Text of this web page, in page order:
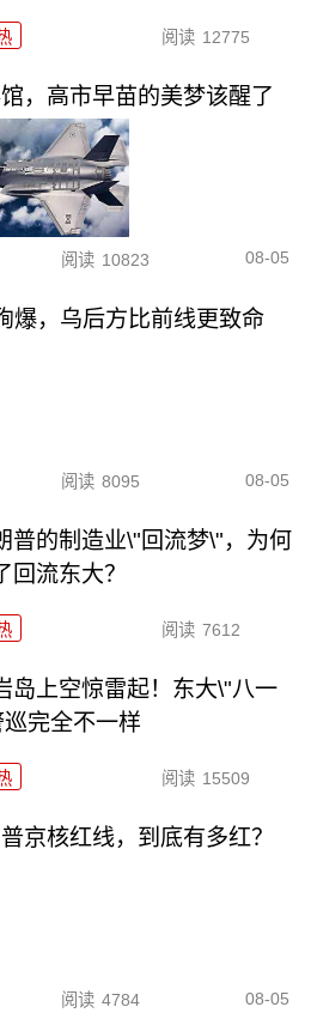
阅读 12775
，高市早苗的美梦该醒了
阅读 10823 08-05
爆，乌后方比前线更致命
阅读 8095 08-05
普的制造业\"回流梦\"，为何
回流东大？
阅读 7612
岛上空惊雷起！东大\"八一
巡完全不一样
阅读 15509
京核红线，到底有多红？
阅读 4784 08-05